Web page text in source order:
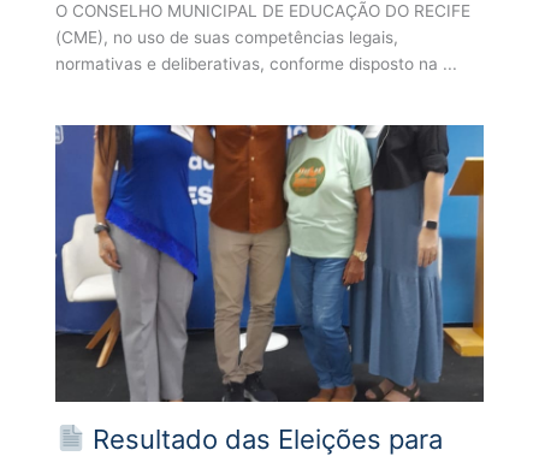
O CONSELHO MUNICIPAL DE EDUCAÇÃO DO RECIFE
(CME), no uso de suas competências legais,
normativas e deliberativas, conforme disposto na ...
Resultado das Eleições para